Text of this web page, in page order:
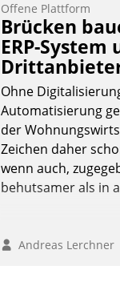
Offene Plattform
Brücken
ERP-System
Ohne
Automatisierung
der
Zeichen daher
wenn auch,
behutsamer als in
Andreas Lerchner